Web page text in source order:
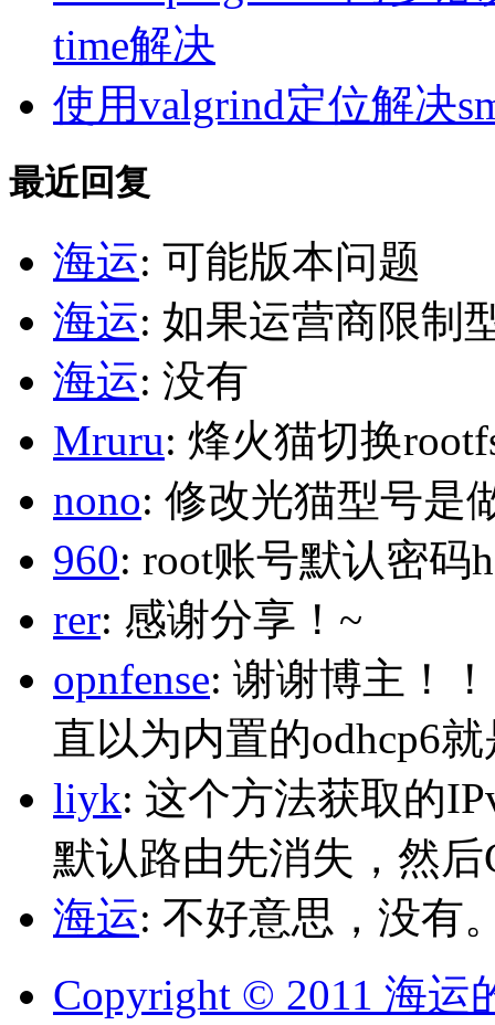
time解决
使用valgrind定位解决
最近回复
海运: 可能版本问题
海运: 如果运营商限制
海运: 没有
Mruru: 烽火猫切换
nono: 修改光猫型号是
960: root账号默认密码
rer: 感谢分享！~
opnfense: 谢谢博主！
直以为内置的odhcp6
liyk: 这个方法获取的
默认路由先消失，然
海运: 不好意思，没有
Copyright © 2011 海运